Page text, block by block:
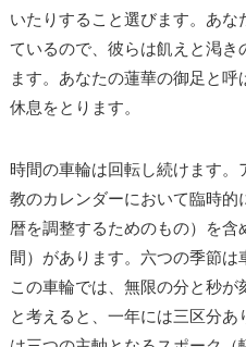
いたりすること選びます。あな
ているので、彼らは飢えと渇き
ます。あなたの蓮華の御足と
休息をとります。
時間の車輪は回転し続けます
教のカレンダーにおいて臨時的
暦を調整するためのもの）を
間）があります。六つの季節は
この車輪では、無限の分と秒が
と考えると、一年には三区分